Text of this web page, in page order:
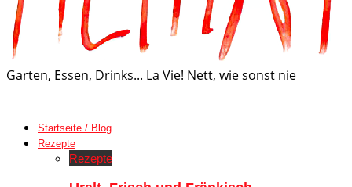
Garten, Essen, Drinks... La Vie! Nett, wie sonst nie
Startseite / Blog
Rezepte
Rezepte